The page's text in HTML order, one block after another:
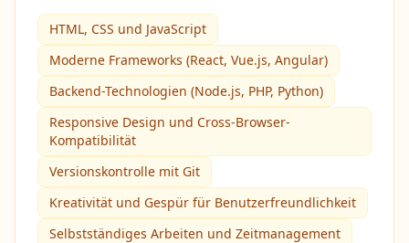
HTML, CSS und JavaScript
Moderne Frameworks (React, Vue.js, Angular)
Backend-Technologien (Node.js, PHP, Python)
Responsive Design und Cross-Browser-
Kompatibilität
Versionskontrolle mit Git
Kreativität und Gespür für Benutzerfreundlichkeit
Selbstständiges Arbeiten und Zeitmanagement